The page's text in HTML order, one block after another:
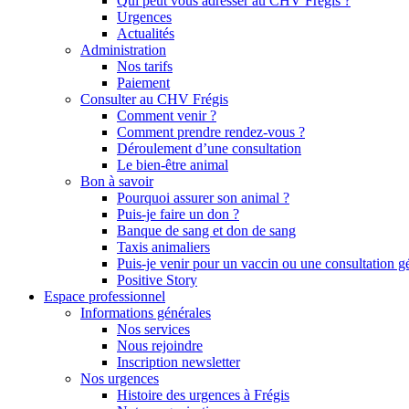
Urgences
Actualités
Administration
Nos tarifs
Paiement
Consulter au CHV Frégis
Comment venir ?
Comment prendre rendez-vous ?
Déroulement d’une consultation
Le bien-être animal
Bon à savoir
Pourquoi assurer son animal ?
Puis-je faire un don ?
Banque de sang et don de sang
Taxis animaliers
Puis-je venir pour un vaccin ou une consultation
Positive Story
Espace professionnel
Informations générales
Nos services
Nous rejoindre
Inscription newsletter
Nos urgences
Histoire des urgences à Frégis